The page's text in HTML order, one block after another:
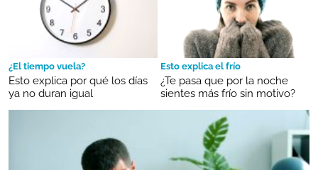
¿El tiempo vuela?
Esto explica por qué los días
ya no duran igual
Esto explica el frío
¿Te pasa que por la noche
sientes más frío sin motivo?